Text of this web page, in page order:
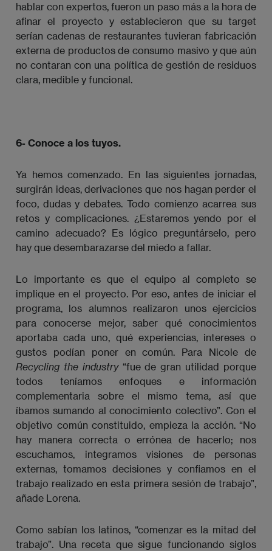
hablar con expertos, fueron un paso más a la hora de
afinar el proyecto y establecieron que su target
serían cadenas de restaurantes tuvieran fabricación
externa de productos de consumo masivo y que aún
no contaran con una política de gestión de residuos
clara, medible y funcional.
6- Conoce a los tuyos.
Ya hemos comenzado. En las siguientes jornadas,
surgirán ideas, derivaciones que nos hagan perder el
foco, dudas y debates. Todo comienzo acarrea sus
retos y complicaciones. ¿Estaremos yendo por el
camino adecuado? Es lógico preguntárselo, pero
hay que desembarazarse del miedo a fallar.
Lo importante es que el equipo al completo se
implique en el proyecto. Por eso, antes de iniciar el
programa, los alumnos realizaron unos ejercicios
para conocerse mejor, saber qué conocimientos
aportaba cada uno, qué experiencias, intereses o
gustos podían poner en común. Para Nicole de
Recycling the industry“fue de gran utilidad porque
todos teníamos enfoques e información
complementaria sobre el mismo tema, así que
íbamos sumando al conocimiento colectivo”. Con el
objetivo común constituido, empieza la acción. “No
hay manera correcta o errónea de hacerlo; nos
escuchamos, integramos visiones de personas
externas, tomamos decisiones y confiamos en el
trabajo realizado en esta primera sesión de trabajo”,
añade Lorena.
Como sabían los latinos, “comenzar es la mitad del
trabajo”. Una receta que sigue funcionando siglos